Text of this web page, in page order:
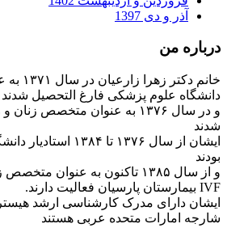
آذر و دی 1397
درباره من
خانم
دانشگاه علوم پزشکی فارغ التحصیل شدند
و در سال ۱۳۷۶ به عنوان متخصص
شدند
ایشان از سال ۱۳۷۶ تا
بودند
و از سال ۱۳۸۵ تاکنون به عنوان
IVF بیمارستان پارسیان فعالیت دارند.
ایشان دارای مدرک کارشناسی ارشد
شارجه امارات متحده عربی هستند